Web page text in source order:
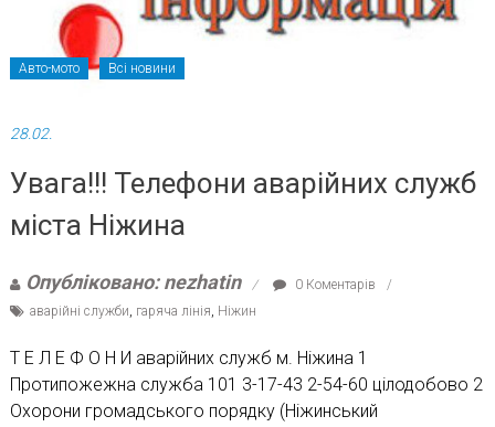
Авто-мото Всі новини
28.02.
Увага!!! Телефони аварійних служб
міста Ніжина
Опубліковано: nezhatin
0 Коментарів
аварійні служби, гаряча лінія, Ніжин
Т Е Л Е Ф О Н И аварійних служб м. Ніжина 1
Протипожежна служба 101 3-17-43 2-54-60 цілодобово 2
Охорони громадського порядку (Ніжинський